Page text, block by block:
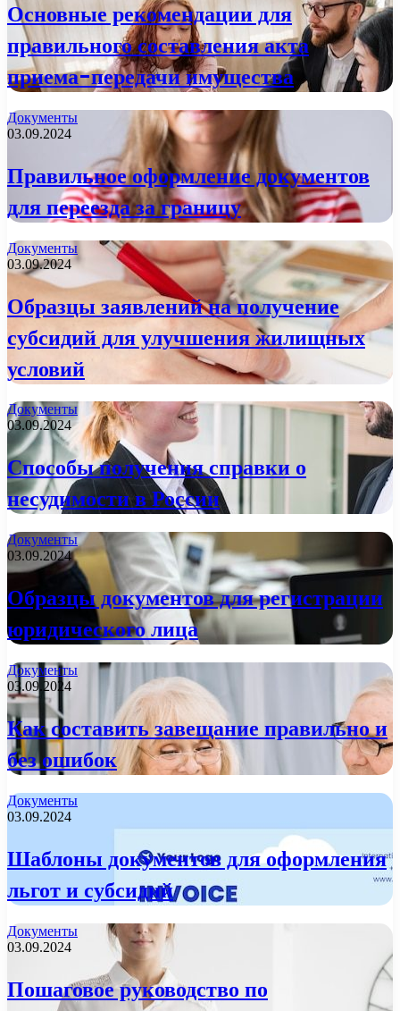
Основные рекомендации для
правильного составления акта
приема-передачи имущества
Документы
03.09.2024
Правильное оформление документов
для переезда за границу
Документы
03.09.2024
Образцы заявлений на получение
субсидий для улучшения жилищных
условий
Документы
03.09.2024
Способы получения справки о
несудимости в России
Документы
03.09.2024
Образцы документов для регистрации
юридического лица
Документы
03.09.2024
Как составить завещание правильно и
без ошибок
Документы
03.09.2024
Шаблоны документов для оформления
льгот и субсидий
Документы
03.09.2024
Пошаговое руководство по